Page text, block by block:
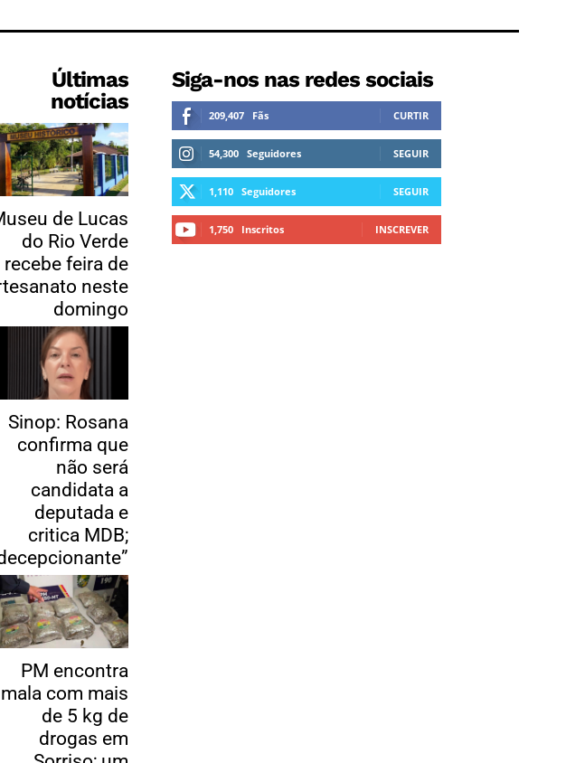
Últimas
notícias
de Lucas
do Rio Verde
recebe feira de
neste
domingo
Sinop: Rosana
confirma que
não será
candidata a
deputada e
critica MDB;
PM encontra
mala com mais
de 5 kg de
drogas em
Siga-nos nas redes sociais
209,407 Fãs CURTIR
54,300 Seguidores SEGUIR
1,110 Seguidores SEGUIR
1,750 Inscritos INSCREVER